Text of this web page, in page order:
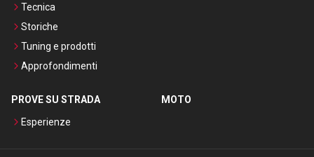
Tecnica
Storiche
Tuning e prodotti
Approfondimenti
PROVE SU STRADA
Esperienze
MOTO